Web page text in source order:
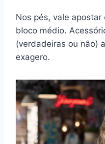
Nos pés, vale
bloco médio.
(verdadeiras ou não)
exagero.